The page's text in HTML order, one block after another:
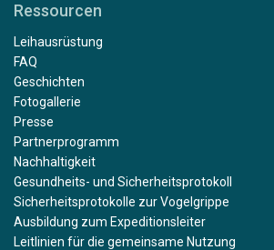
Ressourcen
Leihausrüstung
FAQ
Geschichten
Fotogallerie
Presse
Partnerprogramm
Nachhaltigkeit
Gesundheits- und Sicherheitsprotokoll
Sicherheitsprotokolle zur Vogelgrippe
Ausbildung zum Expeditionsleiter
Leitlinien für die gemeinsame Nutzung